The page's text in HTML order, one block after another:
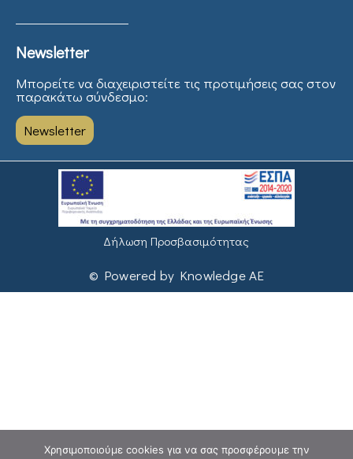
Newsletter
Μπορείτε να διαχειριστείτε τις προτιμήσεις σας στον
παρακάτω σύνδεσμο:
Newsletter
Δήλωση Προσβασιμότητας
© Powered by Knowledge AE
Χρησιμοποιούμε cookies για να σας προσφέρουμε την